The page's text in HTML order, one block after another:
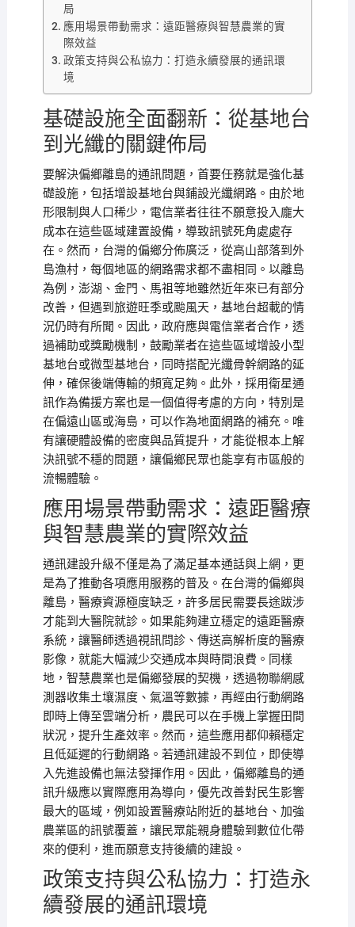
局
應用場景帶動需求：遠距醫療與智慧農業的實
際效益
政策支持與公私協力：打造永續發展的通訊環
境
基礎設施全面翻新：從基地台
到光纖的關鍵佈局
要解決偏鄉離島的通訊問題，首要任務就是強化基
礎設施，包括增設基地台與鋪設光纖網路。由於地
形限制與人口稀少，電信業者往往不願意投入龐大
成本在這些區域建置設備，導致訊號死角處處存
在。然而，台灣的偏鄉分佈廣泛，從高山部落到外
島漁村，每個地區的網路需求都不盡相同。以離島
為例，澎湖、金門、馬祖等地雖然近年來已有部分
改善，但遇到旅遊旺季或颱風天，基地台超載的情
況仍時有所聞。因此，政府應與電信業者合作，透
過補助或獎勵機制，鼓勵業者在這些區域增設小型
基地台或微型基地台，同時搭配光纖骨幹網路的延
伸，確保後端傳輸的頻寬足夠。此外，採用衛星通
訊作為備援方案也是一個值得考慮的方向，特別是
在偏遠山區或海島，可以作為地面網路的補充。唯
有讓硬體設備的密度與品質提升，才能從根本上解
決訊號不穩的問題，讓偏鄉民眾也能享有市區般的
流暢體驗。
應用場景帶動需求：遠距醫療
與智慧農業的實際效益
通訊建設升級不僅是為了滿足基本通話與上網，更
是為了推動各項應用服務的普及。在台灣的偏鄉與
離島，醫療資源極度缺乏，許多居民需要長途跋涉
才能到大醫院就診。如果能夠建立穩定的遠距醫療
系統，讓醫師透過視訊問診、傳送高解析度的醫療
影像，就能大幅減少交通成本與時間浪費。同樣
地，智慧農業也是偏鄉發展的契機，透過物聯網感
測器收集土壤濕度、氣溫等數據，再經由行動網路
即時上傳至雲端分析，農民可以在手機上掌握田間
狀況，提升生產效率。然而，這些應用都仰賴穩定
且低延遲的行動網路。若通訊建設不到位，即使導
入先進設備也無法發揮作用。因此，偏鄉離島的通
訊升級應以實際應用為導向，優先改善對民生影響
最大的區域，例如設置醫療站附近的基地台、加強
農業區的訊號覆蓋，讓民眾能親身體驗到數位化帶
來的便利，進而願意支持後續的建設。
政策支持與公私協力：打造永
續發展的通訊環境